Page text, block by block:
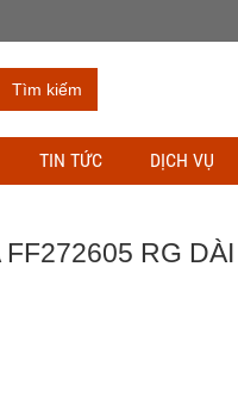
Tìm kiếm
TIN TỨC DỊCH VỤ
FF272605 RG